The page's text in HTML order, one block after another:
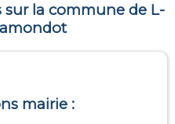
sur la commune de L-
mairie :